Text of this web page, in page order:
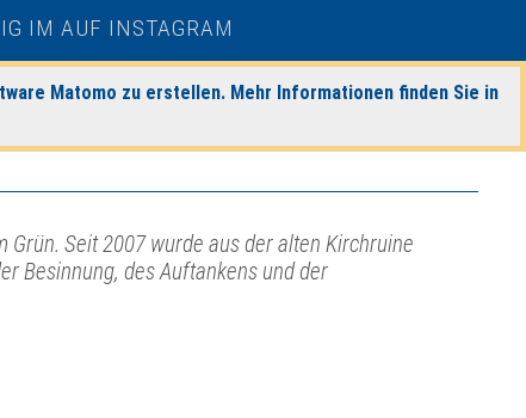
Matomo zu erstellen. Mehr Informationen finden Sie in
Seit 2007 wurde aus der alten Kirchruine
Besinnung, des Auftankens und der